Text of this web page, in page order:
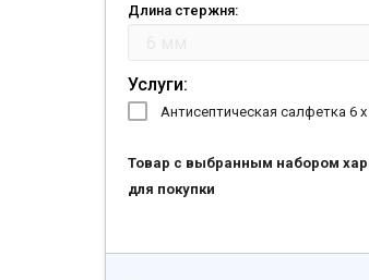
Длина стержня:
Услуги:
Антисептическая салфетка 6
Товар с выбранным набором
для покупки